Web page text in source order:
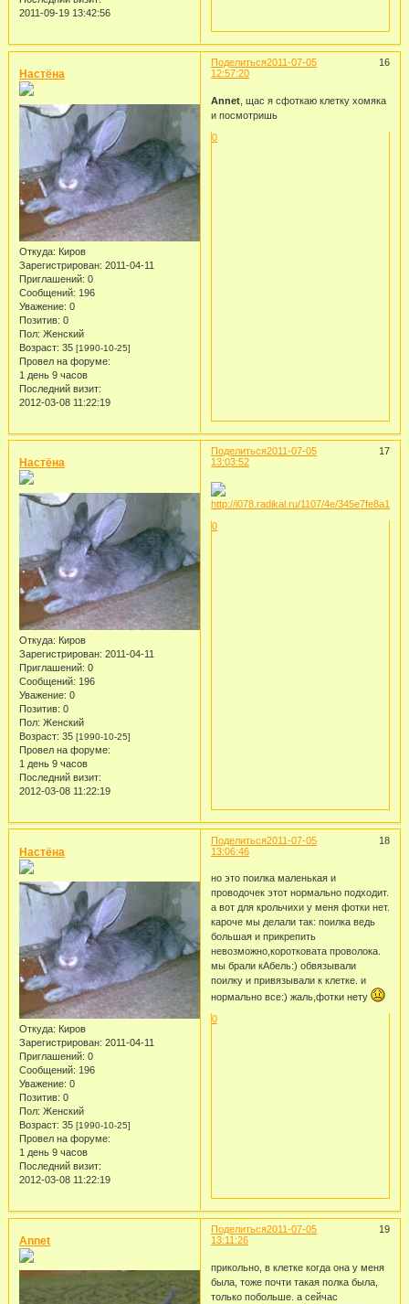
2011-09-19 13:42:56
Поделиться 16
2011-07-05
12:57:20
Настёна
Откуда: Киров
Зарегистрирован: 2011-04-11
Приглашений: 0
Сообщений: 196
Уважение: 0
Позитив: 0
Пол: Женский
Возраст: 35 [1990-10-25]
Провел на форуме:
1 день 9 часов
Последний визит:
2012-03-08 11:22:19
Annet, щас я сфоткаю клетку хомяка
и посмотришь
0
Поделиться 17
2011-07-05
13:03:52
Настёна
Откуда: Киров
Зарегистрирован: 2011-04-11
Приглашений: 0
Сообщений: 196
Уважение: 0
Позитив: 0
Пол: Женский
Возраст: 35 [1990-10-25]
Провел на форуме:
1 день 9 часов
Последний визит:
2012-03-08 11:22:19
0
Поделиться 18
2011-07-05
13:06:46
Настёна
Откуда: Киров
Зарегистрирован: 2011-04-11
Приглашений: 0
Сообщений: 196
Уважение: 0
Позитив: 0
Пол: Женский
Возраст: 35 [1990-10-25]
Провел на форуме:
1 день 9 часов
Последний визит:
2012-03-08 11:22:19
но это поилка маленькая и
проводочек этот нормально подходит.
а вот для крольчихи у меня фотки нет.
кароче мы делали так: поилка ведь
большая и прикрепить
невозможно,коротковата проволока.
мы брали кАбель:) обвязывали
поилку и привязывали к клетке. и
нормально все:) жаль,фотки нету
0
Поделиться 19
2011-07-05
13:11:26
Annet
прикольно, в клетке когда она у меня
была, тоже почти такая полка была,
только побольше. а сейчас